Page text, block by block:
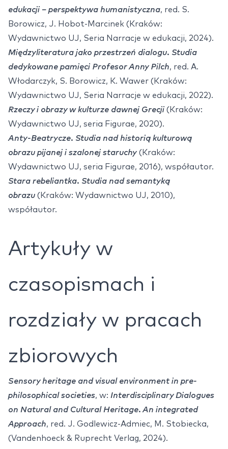
edukacji – perspektywa humanistyczna, red. S.
Borowicz, J. Hobot-Marcinek (Kraków:
Wydawnictwo UJ, Seria Narracje w edukacji, 2024).
Międzyliteratura jako przestrzeń dialogu. Studia
dedykowane pamięci Profesor Anny Pilch, red. A.
Włodarczyk, S. Borowicz, K. Wawer (Kraków:
Wydawnictwo UJ, Seria Narracje w edukacji, 2022).
Rzeczy i obrazy w kulturze dawnej Grecji (Kraków:
Wydawnictwo UJ, seria Figurae, 2020).
Anty-Beatrycze. Studia nad historią kulturową
obrazu pijanej i szalonej staruchy(Kraków:
Wydawnictwo UJ, seria Figurae, 2016), współautor.
Stara rebeliantka. Studia nad semantyką
obrazu (Kraków: Wydawnictwo UJ, 2010),
współautor.
Artykuły w
czasopismach i
rozdziały w pracach
zbiorowych
Sensory heritage and visual environment in pre-
philosophical societies, w: Interdisciplinary Dialogues
on Natural and Cultural Heritage. An integrated
Approach, red. J. Godlewicz-Admiec, M. Stobiecka,
(Vandenhoeck & Ruprecht Verlag, 2024).